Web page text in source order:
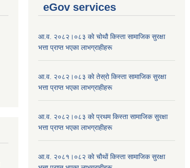
eGov services
आ.व. २०८२।०८३ काे चोथाै‌ किस्ता सामाजिक सुरक्षा
भत्ता प्राप्त भएका लाभग्राहीहरू
आ.व. २०८२।०८३ काे तेस्राे किस्ता सामाजिक सुरक्षा
भत्ता प्राप्त भएका लाभग्राहीहरू
आ.व. २०८२।०८३ काे प्रथम किस्ता सामाजिक सुरक्षा
भत्ता प्राप्त भएका लाभग्राहीहरू
आ.व. २०८१।०८२ काे चाैथाें किस्ता सामाजिक सुरक्षा